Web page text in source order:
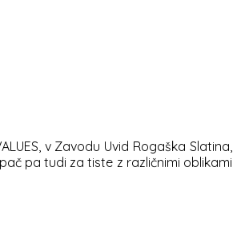
v Zavodu Uvid Rogaška Slatina,
pa tudi za tiste z različnimi oblikami